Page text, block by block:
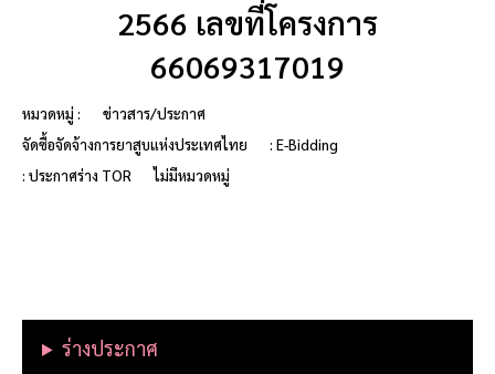
2566 เลขที่โครงการ
66069317019
หมวดหมู่ :
ข่าวสาร/ประกาศ
จัดซื้อจัดจ้างการยาสูบแห่งประเทศไทย
: E-Bidding
: ประกาศร่าง TOR
ไม่มีหมวดหมู่
ร่างประกาศ